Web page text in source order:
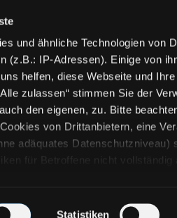
und ähnliche Technologien von
(z.B.: IP-Adressen). Einige von
helfen, diese Webseite und
zulassen“ stimmen Sie der
den eigenen, zu. Bitte
von Drittanbietern, eine
adäquates Datenschutzniveau)
für Betroffene nicht vollständig
verschiedenen Kategorien von
Statistiken